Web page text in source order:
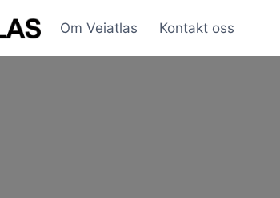
Om Veiatlas Kontakt oss